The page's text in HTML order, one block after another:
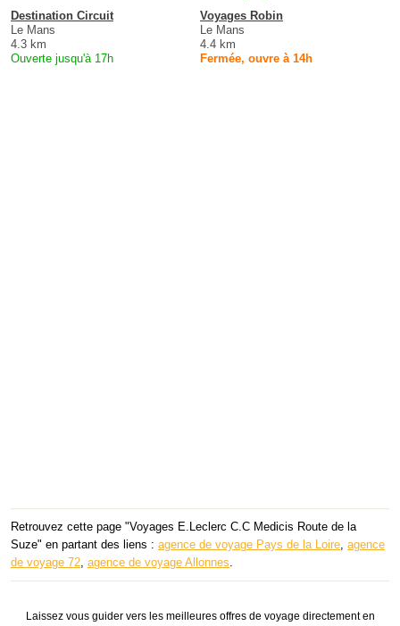
Destination Circuit
Le Mans
4.3 km
Ouverte jusqu'à 17h
Voyages Robin
Le Mans
4.4 km
Fermée, ouvre à 14h
Retrouvez cette page "Voyages E.Leclerc C.C Medicis Route de la
Suze" en partant des liens : agence de voyage Pays de la Loire agence
de voyage 72 agence de voyage Allonnes
Laissez vous guider vers les meilleures offres de voyage directement en